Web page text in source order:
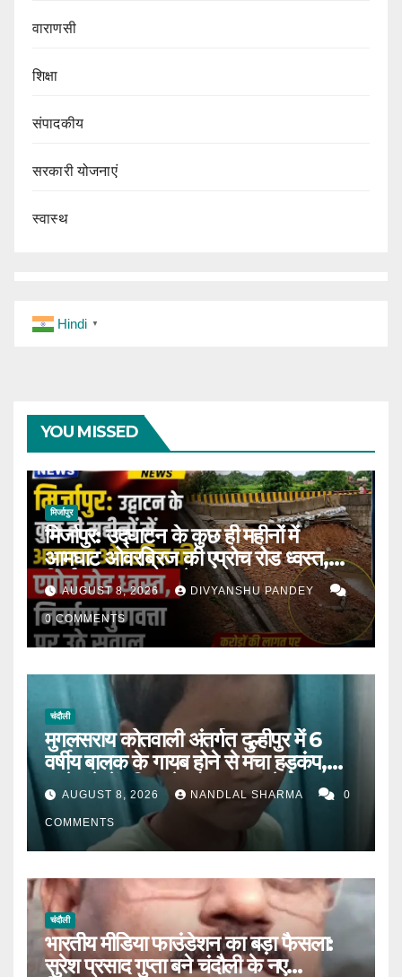
वाराणसी
शिक्षा
संपादकीय
सरकारी योजनाएं
स्वास्थ
Hindi ▼
YOU MISSED
मिर्जापुर
मिर्जापुर: उद्घाटन के कुछ ही महीनों में
आमघाट ओवरब्रिज की एप्रोच रोड ध्वस्त,
निर्माण गुणवत्ता पर उठे सवाल |
AUGUST 8, 2026 DIVYANSHU PANDEY
0 COMMENTS
चंदौली
मुगलसराय कोतवाली अंतर्गत दुल्हीपुर में 6
वर्षीय बालक के गायब होने से मचा हड़कंप,
आधे घंटे में पुलिस ने खोजकर मां से मिलाया।
AUGUST 8, 2026 NANDLAL SHARMA 0
COMMENTS
चंदौली
भारतीय मीडिया फाउंडेशन का बड़ा फैसला:
सुरेश प्रसाद गुप्ता बने चंदौली के नए